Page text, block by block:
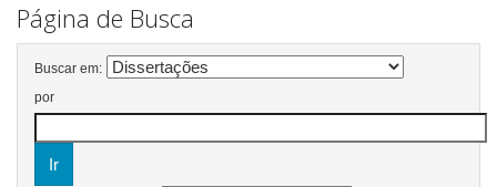
Página de Busca
Buscar em:
por